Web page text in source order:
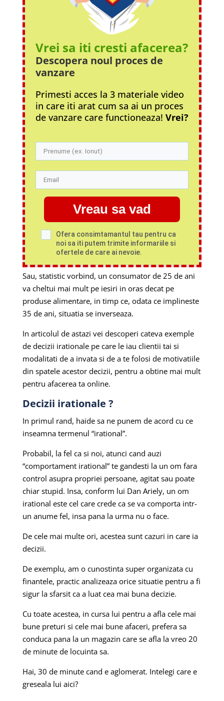
Vrei sa iti cresti afacerea?
Descopera noul procesde
vanzare
Primesti acces la 3 materiale video
in care iti arat cum sa ai un proces
de vanzare care functioneaza! Vrei?
Vreau sa vad
Ofera consimtamantul tau pentru ca
noi sa iti putem trimite informariile si
ofertele de care ai nevoie.
Sau, statistic vorbind, un consumator de 25 de ani
va cheltui mai mult pe iesiri in oras decat pe
produse alimentare, in timp ce, odata ce implineste
35 de ani, situatia se inverseaza.
In articolul de astazi vei descoperi cateva exemple
de decizii irationale pe care le iau clientii tai si
modalitati de a invata si de a te folosi de motivatiile
din spatele acestor decizii, pentru a obtine mai mult
pentru afacerea ta online.
Decizii irationale ?
In primul rand, haide sa ne punem de acord cu ce
inseamna termenul “irational”.
Probabil, la fel ca si noi, atunci cand auzi
“comportament irational” te gandesti la un om fara
control asupra propriei persoane, agitat sau poate
chiar stupid. Insa, conform lui Dan Ariely, un om
irational este cel care crede ca se va comporta intr-
un anume fel, insa pana la urma nu o face.
De cele mai multe ori, acestea sunt cazuri in care ia
decizii.
De exemplu, am o cunostinta super organizata cu
finantele, practic analizeaza orice situatie pentru a fi
sigur la sfarsit ca a luat cea mai buna decizie.
Cu toate acestea, in cursa lui pentru a afla cele mai
bune preturi si cele mai bune afaceri, prefera sa
conduca pana la un magazin care se afla la vreo 20
de minute de locuinta sa.
Hai, 30 de minute cand e aglomerat. Intelegi care e
greseala lui aici?